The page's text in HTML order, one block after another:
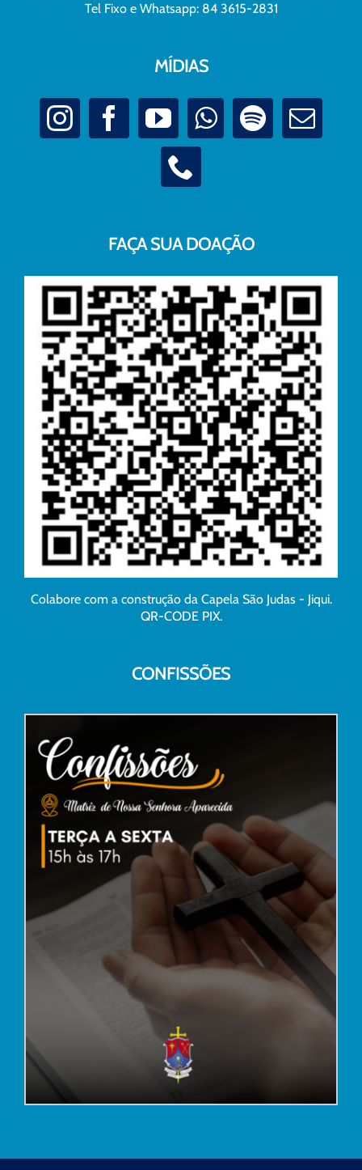
Tel Fixo e Whatsapp: 84 3615-2831
MÍDIAS
FAÇA SUA DOAÇÃO
Colabore com a construção da Capela São Judas - Jiqui.
QR-CODE PIX.
CONFISSÕES